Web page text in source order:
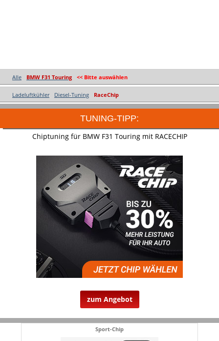
Alle BMW F31 Touring << Bitte auswählen
Ladeluftkühler Diesel-Tuning RaceChip
TUNING-TIPP:
Chiptuning für BMW F31 Touring mit RACECHIP
zum Angebot
Sport-Chip